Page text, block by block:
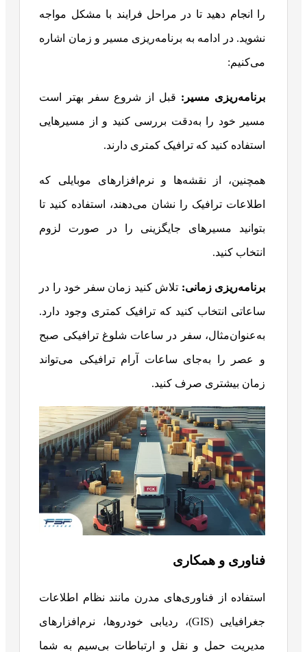
را انجام دهید تا در مراحل فرایند با مشکل مواجه
نشوید. در ادامه به برنامه‌ریزی مسیر و زمان اشاره
می‌کنیم:
برنامه‌ریزی مسیر: قبل از شروع سفر بهتر است
مسیر خود را به‌دقت بررسی کنید و از مسیرهایی
استفاده کنید که ترافیک کمتری دارند.
همچنین، از نقشه‌ها و نرم‌افزارهای موبایلی که
اطلاعات ترافیک را نشان می‌دهند، استفاده کنید تا
بتوانید مسیرهای جایگزینی را در صورت لزوم
انتخاب کنید.
برنامه‌ریزی زمانی: تلاش کنید زمان سفر خود را در
ساعاتی انتخاب کنید که ترافیک کمتری وجود دارد.
به‌عنوان‌مثال، سفر در ساعات شلوغ ترافیکی صبح
و عصر را به‌جای ساعات آرام ترافیکی می‌تواند
زمان بیشتری صرف کنید.
فناوری و همکاری
استفاده از فناوری‌های مدرن مانند نظام اطلاعات
جغرافیایی (GIS)، ردیابی خودروها، نرم‌افزارهای
مدیریت حمل و نقل و ارتباطات بی‌سیم به شما